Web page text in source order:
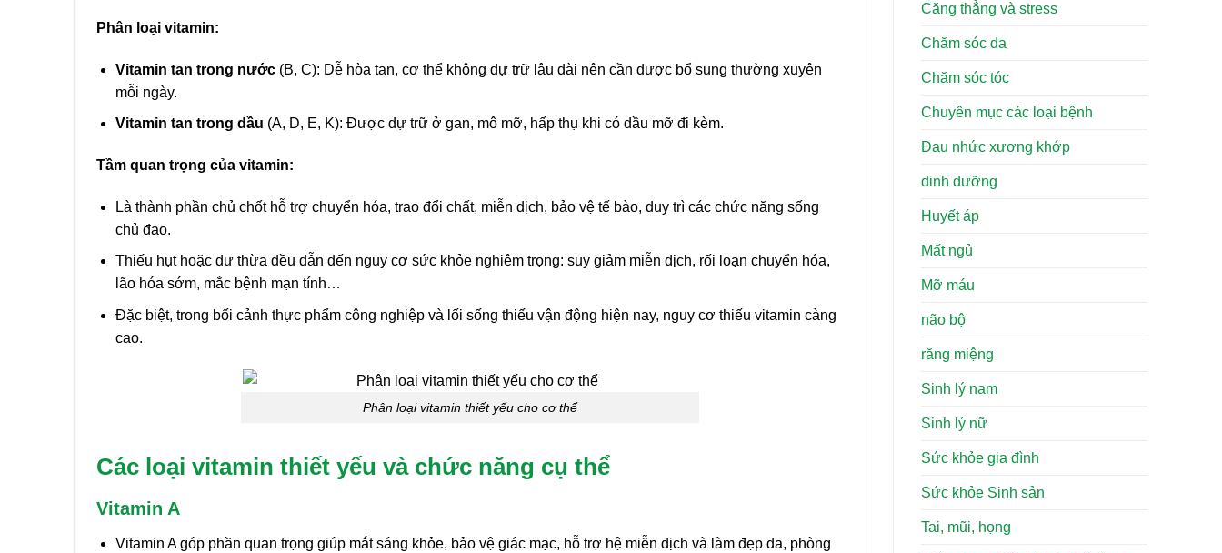
Phân loại vitamin:
Vitamin tan trong nước(B, C): Dễ hòa tan, cơ thể không dự trữ lâu dài nên cần được bổ sung thường xuyên
mỗi ngày.
Vitamin tan trong dầu (A, D, E, K): Được dự trữ ở gan, mô mỡ, hấp thụ khi có dầu mỡ đi kèm.
Tầm quan trọng của vitamin:
Là thành phần chủ chốt hỗ trợ chuyển hóa, trao đổi chất, miễn dịch, bảo vệ tế bào, duy trì các chức năng sống
chủ đạo.
Thiếu hụt hoặc dư thừa đều dẫn đến nguy cơ sức khỏe nghiêm trọng: suy giảm miễn dịch, rối loạn chuyển hóa,
lão hóa sớm, mắc bệnh mạn tính…
Đặc biệt, trong bối cảnh thực phẩm công nghiệp và lối sống thiếu vận động hiện nay, nguy cơ thiếu vitamin càng
cao.
Phân loại vitamin thiết yếu cho cơ thể
Các loại vitamin thiết yếu và chức năng cụ thể
Vitamin A
Vitamin A góp phần quan trọng giúp mắt sáng khỏe, bảo vệ giác mạc, hỗ trợ hệ miễn dịch và làm đẹp da, phòng
Căng thẳng và stress
Chăm sóc da
Chăm sóc tóc
Chuyên mục các loại bệnh
Đau nhức xương khớp
dinh dưỡng
Huyết áp
Mất ngủ
Mỡ máu
não bộ
răng miệng
Sinh lý nam
Sinh lý nữ
Sức khỏe gia đình
Sức khỏe Sinh sản
Tai, mũi, họng